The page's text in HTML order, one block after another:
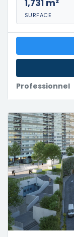
1,731 m²
SURFACE
Professionnel